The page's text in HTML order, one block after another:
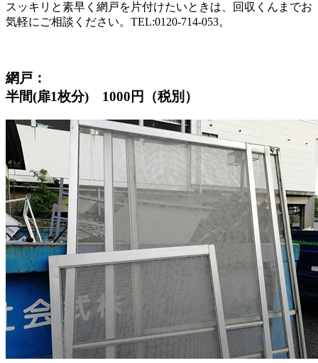
スッキリと素早く網戸を片付けたいときは、回収くんまでお
気軽にご相談ください。TEL:0120-714-053。
網戸：
半間(扉1枚分) 1000円（税別）